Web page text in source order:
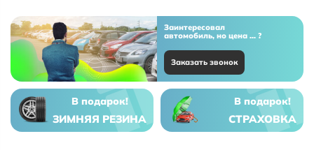
Заинтересовал
автомобиль, но цена ... ?
Заказать звонок
В подарок!
ЗИМНЯЯ РЕЗИНА
В подарок!
СТРАХОВКА